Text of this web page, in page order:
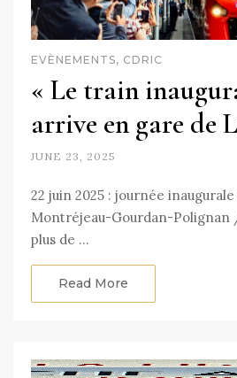
EVÈNEMENTS, CDRIC
« Le train
arrive en gare de
JUNE 23, 2025
22 juin 2025 : journée
Montréjeau-Gourdan-Polignan
plus de …
Read More